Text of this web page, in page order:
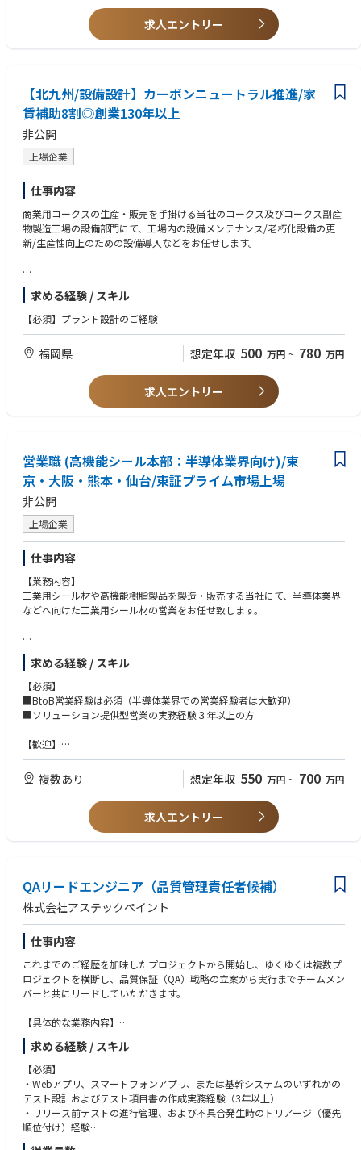
※将来的に海外拠点に出張頂く可能性がございます。
求人エントリー
【北九州/設備設計】カーボンニュートラル推進/家
賃補助8割◎創業130年以上
非公開
上場企業
仕事内容
商業用コークスの生産・販売を手掛ける当社のコークス及びコークス副産
物製造工場の設備部門にて、工場内の設備メンテナンス/老朽化設備の更
新/生産性向上のための設備導入などをお任せします。
【具体的には】
・導入する機械の仕様・方法についての企画検討(社内の施工管理担当者と
も協業)
・導入後のメンテナンス、設備更新 等 コークス製造設備は24時間365日
稼働を続けており、そのような環境下での操業状況等を踏まえながら、億
単位の設備を導入するための企画を推進します。
求める経験 / スキル
【必須】プラント設計のご経験
福岡県 想定年収 500 万円 ~ 780 万円
求人エントリー
営業職 (高機能シール本部：半導体業界向け)/東
京・大阪・熊本・仙台/東証プライム市場上場
非公開
上場企業
仕事内容
【業務内容】
工業用シール材や高機能樹脂製品を製造・販売する当社にて、半導体業界
などへ向けた工業用シール材の営業をお任せ致します。
【業務詳細】
・半導体関連顧客へのセールス／ソリューション活動
・半導体製造装置メーカー及び付随する機器メーカーへのスペックイン活
動
・半導体製造メーカーへの拡販活動（シェア拡大）
【入社後の流れ】
求める経験 / スキル
【必須】
■BtoB営業経験は必須（半導体業界での営業経験者は大歓迎）
■ソリューション提供型営業の実務経験３年以上の方
【歓迎】
■ＴＯＥＩＣ７００点以上
■理系出身の方
複数あり 想定年収 550 万円 ~ 700 万円
求人エントリー
QAリードエンジニア（品質管理責任者候補）
株式会社アステックペイント
仕事内容
これまでのご経歴を加味したプロジェクトから開始し、ゆくゆくは複数プ
ロジェクトを横断し、品質保証（QA）戦略の立案から実行までチームメン
バーと共にリードしていただきます。
【具体的な業務内容】
テスト戦略・設計： 各プロダクト（Web/アプリ/基幹）の特性に合わせた
テスト計画の策定、およびテスト項目書の作成・レビュー。
進行管理： デグレチェック（回帰テスト）を含むリリース
判定の実施、およびスケジュール管理。
プロセス改善： 開発チームと連携した「テストの早期参画（Shift-Left）」
求める経験 / スキル
【必須】
・Webアプリ、スマートフォンアプリ、または基幹システムのいずれかの
テスト設計およびテスト項目書の作成実務経験（3年以上）
・リリース前テストの進行管理、および不具合発生時のトリアージ（優先
順位付け）経験